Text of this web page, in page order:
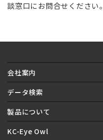
談窓口にお問合せください。
会社案内
ご挨拶
会社概要
ネットワーク
沿革
組織図
環境方針
データ検索
製品について
製品紹介
製品保証
製品履歴
KC-Eye Owl